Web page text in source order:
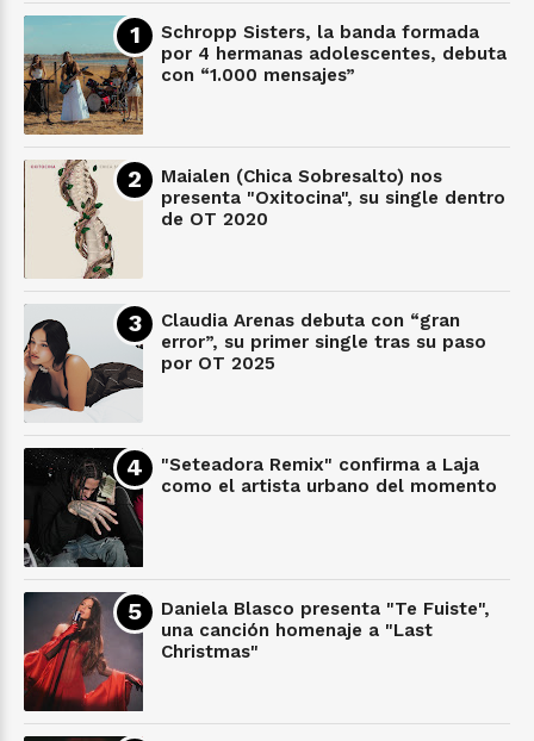
Schropp Sisters, la banda formada
por 4 hermanas adolescentes, debuta
con “1.000 mensajes”
Maialen (Chica Sobresalto) nos
presenta "Oxitocina", su single dentro
de OT 2020
Claudia Arenas debuta con “gran
error”, su primer single tras su paso
por OT 2025
"Seteadora Remix" confirma a Laja
como el artista urbano del momento
Daniela Blasco presenta "Te Fuiste",
una canción homenaje a "Last
Christmas"